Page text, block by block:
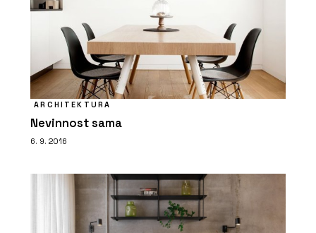
ARCHITEKTURA
Nevinnost sama
6. 9. 2016